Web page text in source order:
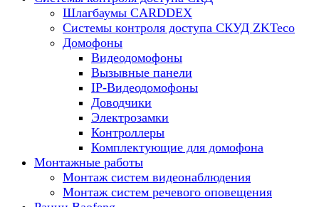
Шлагбаумы CARDDEX
Системы контроля доступа СКУД ZKTeco
Домофоны
Видеодомофоны
Вызывные панели
IP-Видеодомофоны
Доводчики
Электрозамки
Контроллеры
Комплектующие для домофона
Монтажные работы
Монтаж систем видеонаблюдения
Монтаж систем речевого оповещения